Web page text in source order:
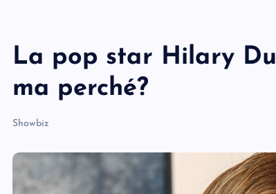
La pop star Hilary
ma perché?
Showbiz